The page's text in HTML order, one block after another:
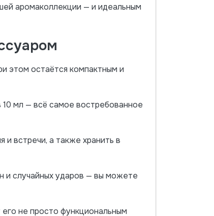
аромаколлекции — и идеальным
этом остаётся компактным и
мл — всё самое востребованное
и встречи, а также хранить в
и случайных ударов — вы можете
не просто функциональным